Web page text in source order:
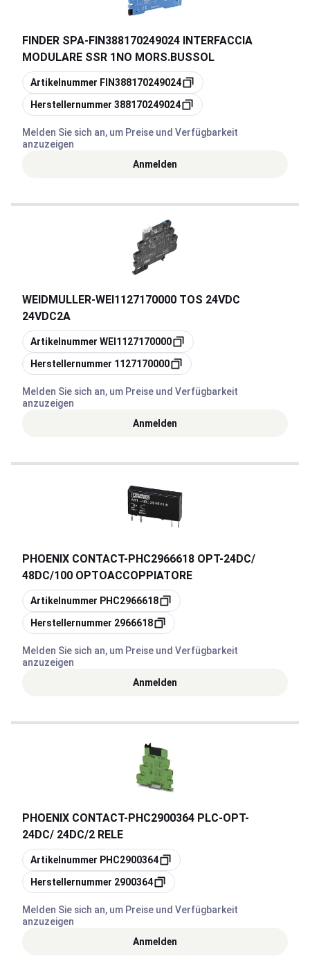
FINDER SPA-FIN388170249024 INTERFACCIA
MODULARE SSR 1NO MORS.BUSSOL
Kopieren
Artikelnummer FIN388170249024
Kopieren
Herstellernummer 388170249024
Melden Sie sich an, um Preise und Verfügbarkeit
anzuzeigen
Anmelden
WEIDMULLER-WEI1127170000 TOS 24VDC
24VDC2A
Kopieren
Artikelnummer WEI1127170000
Kopieren
Herstellernummer 1127170000
Melden Sie sich an, um Preise und Verfügbarkeit
anzuzeigen
Anmelden
PHOENIX CONTACT-PHC2966618 OPT-24DC/
48DC/100 OPTOACCOPPIATORE
Kopieren
Artikelnummer PHC2966618
Kopieren
Herstellernummer 2966618
Melden Sie sich an, um Preise und Verfügbarkeit
anzuzeigen
Anmelden
PHOENIX CONTACT-PHC2900364 PLC-OPT-
24DC/ 24DC/2 RELE
Kopieren
Artikelnummer PHC2900364
Kopieren
Herstellernummer 2900364
Melden Sie sich an, um Preise und Verfügbarkeit
anzuzeigen
Anmelden